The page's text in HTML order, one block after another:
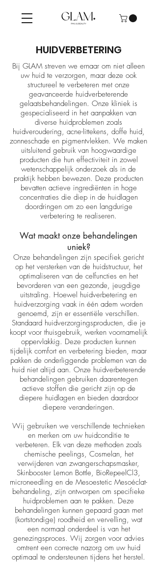
HUIDVERBETERING
Bij GLAM streven we ernaar om niet alleen
uw huid te verzorgen, maar deze ook
structureel te verbeteren met onze
geavanceerde huidverbeterende
gelaatsbehandelingen. Onze kliniek is
gespecialiseerd in het aanpakken van
diverse huidproblemen zoals
huidveroudering, acne-littekens, doffe huid,
zonneschade en pigmentvlekken. We maken
uitsluitend gebruik van hoogwaardige
producten die hun effectiviteit in zowel
wetenschappelijk onderzoek als in de
praktijk hebben bewezen. Deze producten
bevatten actieve ingrediënten in hoge
concentraties die diep in de huidlagen
doordringen om zo een langdurige
verbetering te realiseren.
Wat maakt onze behandelingen
uniek?
Onze behandelingen zijn specifiek gericht
op het versterken van de huidstructuur, het
optimaliseren van de celfuncties en het
bevorderen van een gezonde, jeugdige
uitstraling. Hoewel huidverbetering en
huidverzorging vaak in één adem worden
genoemd, zijn er essentiële verschillen.
Standaard huidverzorgingsproducten, die je
koopt voor thuisgebruik, werken voornamelijk
oppervlakkig. Deze producten kunnen
tijdelijk comfort en verbetering bieden, maar
pakken de onderliggende problemen van de
huid niet altijd aan. Onze huidverbeterende
behandelingen gebruiken daarentegen
actieve stoffen die gericht zijn op de
diepere huidlagen en bieden daardoor
diepere veranderingen.
Wij gebruiken we verschillende technieken
en merken om uw huidconditie te
verbeteren. Elk van deze methoden zoals
chemische peelings, Cosmelan, het
verwijderen van zwangerschapsmasker,
Skinbooster Lemon Bottle, BioRepeelCl3,
microneedling en de Mesoestetic Mesoéclat-
behandeling, zijn ontworpen om specifieke
huidproblemen aan te pakken. Deze
behandelingen kunnen gepaard gaan met
(kortstondige) roodheid en vervelling, wat
een normaal onderdeel is van het
genezingsproces. Wij zorgen voor advies
omtrent een correcte nazorg om uw huid
optimaal te ondersteunen tijdens het herstel.